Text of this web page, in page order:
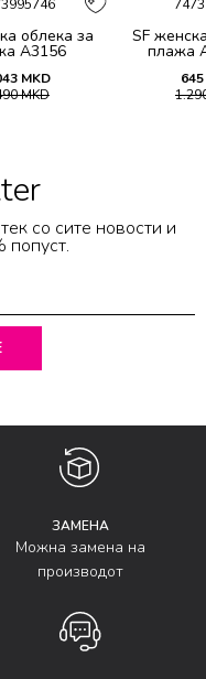
облека за
A3156
MKD
MKD
SF
плажа
645
со сите новости и
попуст.
ЗАМЕНА
Можна замена на
производот